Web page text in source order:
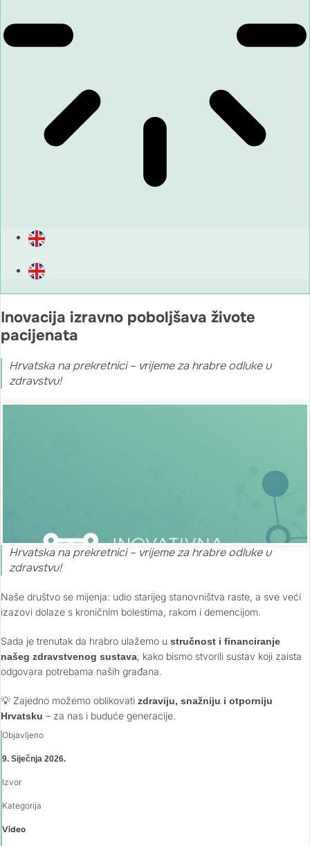
Inovacija izravno poboljšava živote
pacijenata
Hrvatska na prekretnici – vrijeme za hrabre odluke u
zdravstvu!
Hrvatska na prekretnici – vrijeme za hrabre odluke u
zdravstvu!
Naše društvo se mijenja: udio starijeg stanovništva raste, a sve veći
izazovi dolaze s kroničnim bolestima, rakom i demencijom.
Sada je trenutak da hrabro ulažemo u stručnost i financiranje
našeg zdravstvenog sustava , kako bismo stvorili sustav koji zaista
odgovara potrebama naših građana.
💡 Zajedno možemo oblikovati zdraviju, snažniju i otporniju
Hrvatsku – za nas i buduće generacije.
Objavljeno
9. Siječnja 2026.
Izvor
Kategorija
Video